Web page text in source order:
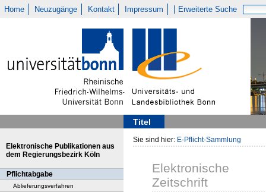
Home Neuzugänge Kontakt Impressum Erweiterte Suche
Titel
Elektronische Publikationen aus
dem Regierungsbezirk Köln
Pflichtabgabe
Ablieferungsverfahren
Sie sind hier: E-Pflicht-Sammlung
Elektronische
Zeitschrift